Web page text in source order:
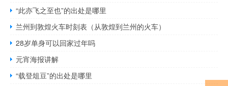
“此亦飞之至也”的出处是哪里
兰州到敦煌火车时刻表（从敦煌到兰州的火车）
28岁单身可以回家过年吗
元宵海报讲解
“载登俎豆”的出处是哪里